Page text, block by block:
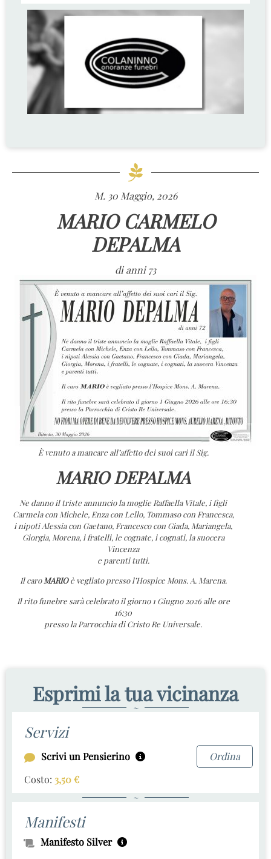
M. 30 Maggio, 2026
MARIO CARMELO
DEPALMA
di anni 73
È venuto a mancare all’affetto dei suoi cari il Sig.
MARIO DEPALMA
Ne danno il triste annuncio la moglie Raffaella Vitale, i figli
Carmela con Michele, Enza con Lello, Tommaso con Francesca,
i nipoti Alessia con Gaetano, Francesco con Giada, Mariangela,
Giorgia, Morena, i fratelli, le cognate, i cognati, la suocera
Vincenza
e parenti tutti.
Il caroMARIOè vegliato presso l’Hospice Mons. A. Marena.
Il rito funebre sarà celebrato il giorno 1 Giugno 2026 alle ore
16:30
presso la Parrocchia di Cristo Re Universale.
Esprimi la tua vicinanza
~
Servizi
Scrivi un Pensierino
Ordina
Costo: 3,50€
~
Manifesti
Manifesto Silver